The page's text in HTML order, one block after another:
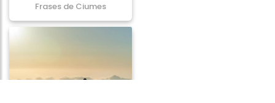
Frases de Ciumes